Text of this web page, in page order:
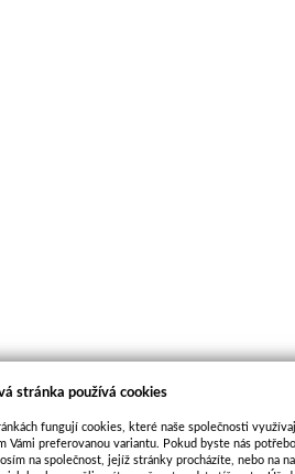
stránka používá cookies
fungují cookies, které naše společnosti
Vámi preferovanou variantu. Pokud byste nás
na společnost, jejíž stránky procházíte, nebo na